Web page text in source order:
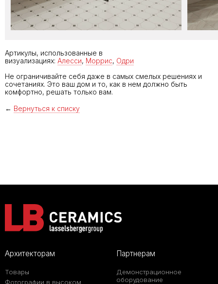
Артикулы, использованные в
визуализациях: Алесси, Моррис, Одри
Не ограничивайте себя даже в самых смелых решениях и
сочетаниях. Это ваш дом и то, как в нем должно быть
комфортно, решать только вам.
← Вернуться к списку
Архитекторам
Товары
Фотографии в высоком
Партнерам
Демонстрационное
оборудование